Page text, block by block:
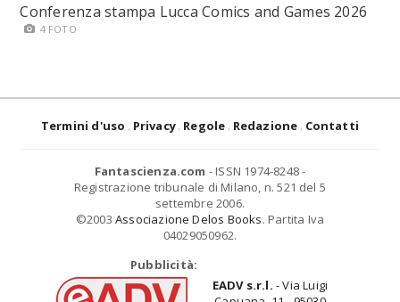
Conferenza stampa Lucca Comics and Games 2026
4 FOTO
Termini d'uso Privacy Regole Redazione Contatti
Fantascienza.com - ISSN 1974-8248 -
Registrazione tribunale di Milano, n. 521 del 5
settembre 2006.
©2003 Associazione Delos Books. Partita Iva
04029050962.
Pubblicità:
EADV s.r.l. - Via Luigi